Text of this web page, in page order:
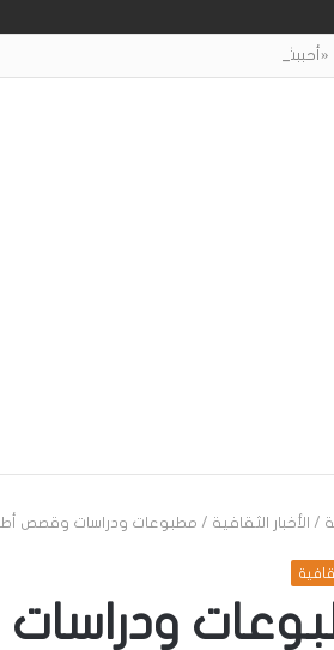
«أحببتُ فراشة».. رواية حديثة صادرة عن مركز
/ الأخبار الثقافية / مطبوعات ودراسات وقصص